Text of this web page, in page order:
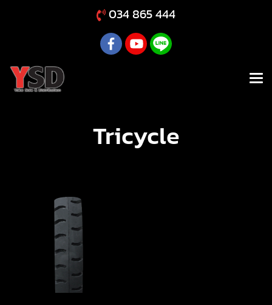
034 865 444
Tricycle